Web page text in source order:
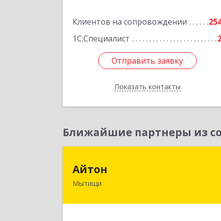
Клиентов на сопровождении
1С:Специалист
Отправить заявку
Показать контакты
Отправить заявку
Назад
Ближайшие партнеры из
Айтон
Мытищи
141006, Московская обл, Мытищи г,